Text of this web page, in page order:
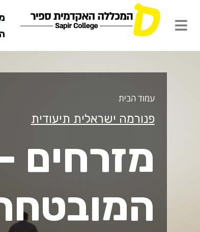
מזרחים –
עמוד הבית
פנורמה ישראלית תיעודית
מזרחים